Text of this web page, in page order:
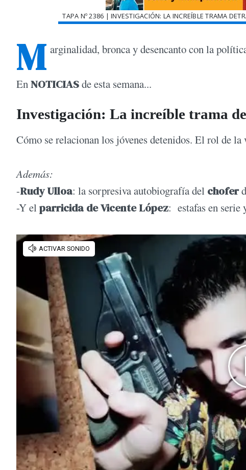
TAPA Nº 2386 | INVESTIGACIÓN: LA INCREÍBLE TRAMA
M arginalidad, bronca y desencanto con la
EnNOTICIASde esta semana...
Investigación: La increíble trama
Cómo se relacionan los jóvenes detenidos. El rol de
Además:
-Rudy Ulloa: la sorpresiva autobiografía del chofer
-Y el parricida de Vicente López: estafas en serie